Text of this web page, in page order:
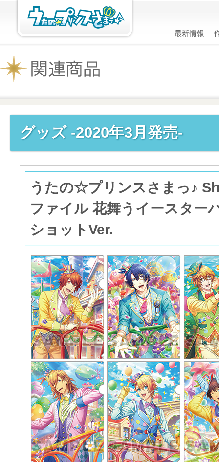
グッズ -2020年3月発売-
うたの☆プリンスさまっ♪
ファイル 花舞うイースター
ショットVer.